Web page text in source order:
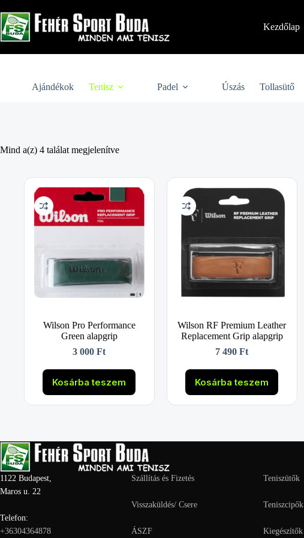
to
content
Kezdőlap
Ajándékok Tenisz Padel Úszás Tollasütő
Mind a(z) 4 találat megjelenítve
Wilson Pro Performance
Green alapgrip
3 000Ft
Kosárba teszem
Wilson RF Premium Leather
Replacement Grip alapgrip
7 490Ft
Kosárba teszem
1122 Budapest,
Maros u. 22
Telefon:
+36304364878
Szállítás és Fizetés
Visszaküldés/ Csere
ÁSZF
Teniszütők
Teniszcipők
Kiegészítők